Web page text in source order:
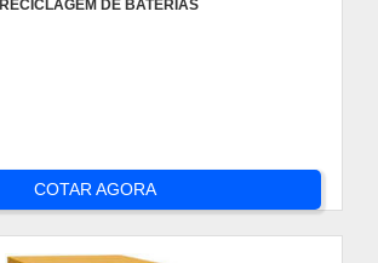
RECICLAGEM DE BATERIAS
COTAR AGORA